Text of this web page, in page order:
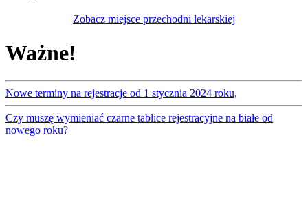
Zobacz miejsce przechodni lekarskiej
Ważne!
Nowe terminy na rejestracje od 1 stycznia 2024 roku,
Czy muszę wymieniać czarne tablice rejestracyjne na białe od
nowego roku?